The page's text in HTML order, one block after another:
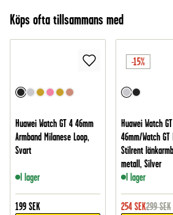
Köps ofta tillsammans med
Huawei Watch GT 4 46mm
Armband Milanese Loop,
Svart
I lager
199 SEK
-15%
Huawei Watch
46mm/Watch GT
Stilrent
metall, Silver
I lager
254 SEK299 SEK